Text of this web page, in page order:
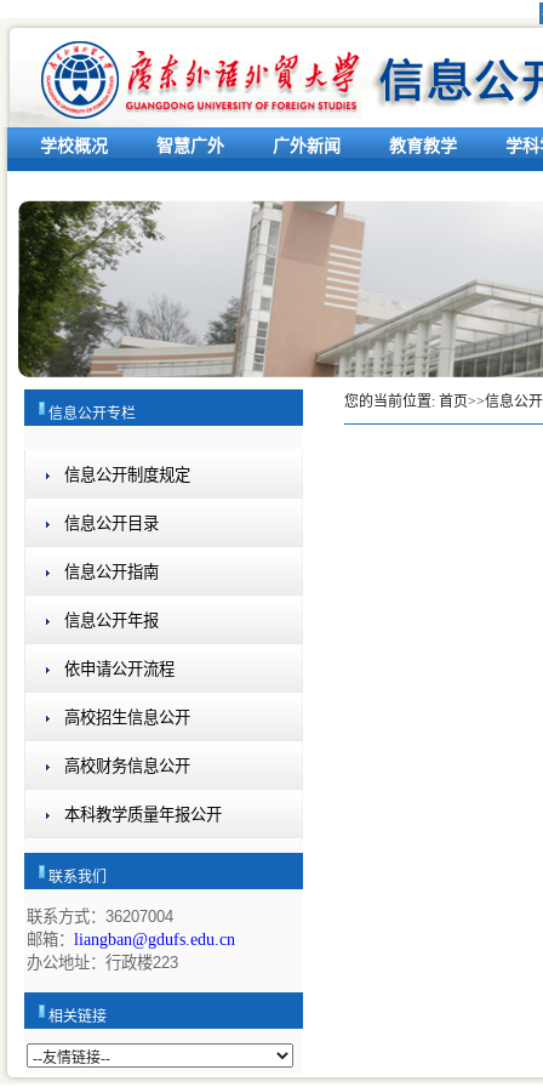
学校概况 智慧广外 广外新闻 教育教学 学科
信息公开专栏
信息公开制度规定
信息公开目录
信息公开指南
信息公开年报
依申请公开流程
高校招生信息公开
高校财务信息公开
本科教学质量年报公开
联系我们
联系方式：36207004
邮箱： liangban@gdufs.edu.cn
办公地址：行政楼223
相关链接
您的当前位置: 首页>>信息公